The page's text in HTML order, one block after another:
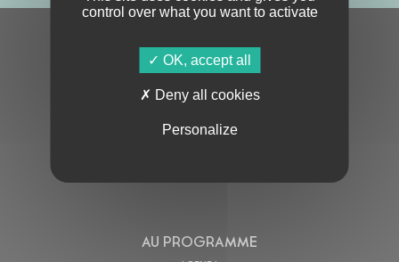
S'ABONNER À LA NEWSLETTER
AU PROGRAMME
control over what you want to activate
OK, accept all
Deny all cookies
Personalize